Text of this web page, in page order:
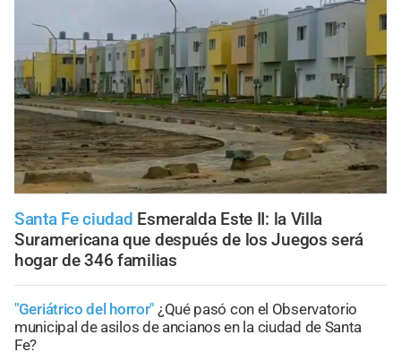
Santa Fe ciudad Esmeralda Este II: la Villa
Suramericana que después de los Juegos será
hogar de 346 familias
"Geriátrico del horror" ¿Qué pasó con el Observatorio
municipal de asilos de ancianos en la ciudad de Santa
Fe?